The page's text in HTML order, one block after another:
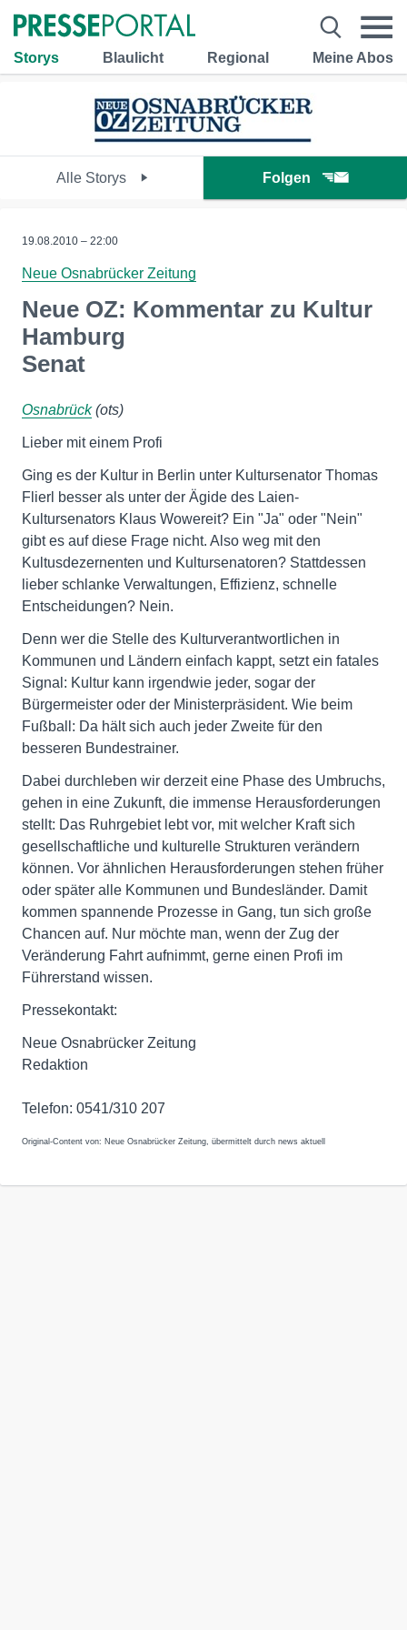
Storys Blaulicht Regional Meine Abos
Alle Storys Folgen
19.08.2010 – 22:00
Neue Osnabrücker Zeitung
Neue OZ: Kommentar zu Kultur
Hamburg
Senat
Osnabrück(ots)
Lieber mit einem Profi
Ging es der Kultur in Berlin unter Kultursenator Thomas
Flierl besser als unter der Ägide des Laien-
Kultursenators Klaus Wowereit? Ein "Ja" oder "Nein"
gibt es auf diese Frage nicht. Also weg mit den
Kultusdezernenten und Kultursenatoren? Stattdessen
lieber schlanke Verwaltungen, Effizienz, schnelle
Entscheidungen? Nein.
Denn wer die Stelle des Kulturverantwortlichen in
Kommunen und Ländern einfach kappt, setzt ein fatales
Signal: Kultur kann irgendwie jeder, sogar der
Bürgermeister oder der Ministerpräsident. Wie beim
Fußball: Da hält sich auch jeder Zweite für den
besseren Bundestrainer.
Dabei durchleben wir derzeit eine Phase des Umbruchs,
gehen in eine Zukunft, die immense Herausforderungen
stellt: Das Ruhrgebiet lebt vor, mit welcher Kraft sich
gesellschaftliche und kulturelle Strukturen verändern
können. Vor ähnlichen Herausforderungen stehen früher
oder später alle Kommunen und Bundesländer. Damit
kommen spannende Prozesse in Gang, tun sich große
Chancen auf. Nur möchte man, wenn der Zug der
Veränderung Fahrt aufnimmt, gerne einen Profi im
Führerstand wissen.
Pressekontakt:
Neue Osnabrücker Zeitung
Redaktion
Telefon: 0541/310 207
Original-Content von: Neue Osnabrücker Zeitung, übermittelt durch news aktuell